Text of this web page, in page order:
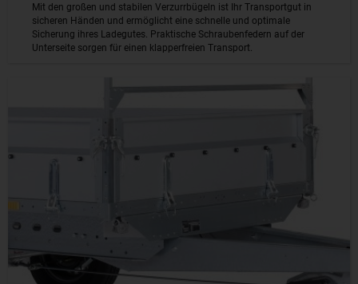
Mit den großen und stabilen Verzurrbügeln ist Ihr Transportgut in
sicheren Händen und ermöglicht eine schnelle und optimale
Sicherung ihres Ladegutes. Praktische Schraubenfedern auf der
Unterseite sorgen für einen klapperfreien Transport.